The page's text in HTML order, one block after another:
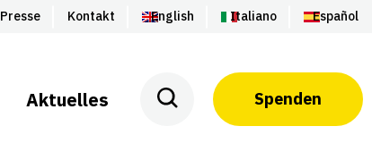
Presse Kontakt English Italiano Español
Aktuelles Spenden